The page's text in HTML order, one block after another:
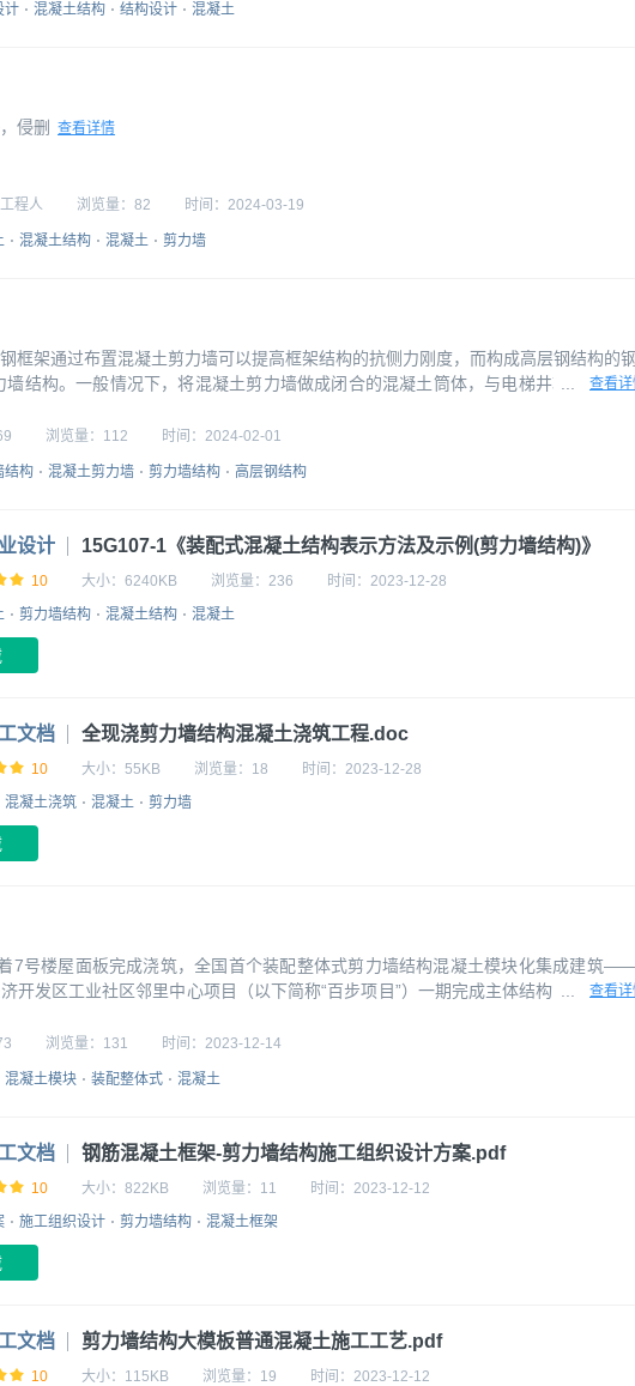
计 混凝土结构 结构设计 混凝土
侵删 查看详情
程人 浏览量： 82 时间： 2024-03-19
混凝土结构 混凝土 剪力墙
框架通过布置混凝土剪力墙可以提高框架结构的抗侧力刚度，而构成高层钢结构的
墙结构。一般情况下，将混凝土剪力墙做成闭合的混凝土筒体，与电梯井功能配合，
形特征与剪力墙的高宽比和开洞大小有关。一般情况下，与支撑系统一样，以弯曲变
查看
浏览量： 112 时间： 2024-02-01
结构 混凝土剪力墙 剪力墙结构 高层钢结构
设计 15G107-1《装配式混凝土结构表示方法及示例(剪力墙结构)》
10 大小： 6240KB 浏览量： 236 时间： 2023-12-28
剪力墙结构 混凝土结构 混凝土
文档 全现浇剪力墙结构混凝土浇筑工程.doc
10 大小： 55KB 浏览量： 18 时间： 2023-12-28
混凝土浇筑 混凝土 剪力墙
7号楼屋面板完成浇筑，全国首个装配整体式剪力墙结构混凝土模块化集成建筑
开发区工业社区邻里中心项目（以下简称“百步项目”）一期完成主体结构封顶。项目
是浙江省首个高层混凝土模块化建筑、浙江省首单在设计阶段获得混凝土装配式AAA
查看
浏览量： 131 时间： 2023-12-14
混凝土模块 装配整体式 混凝土
文档 钢筋混凝土框架-剪力墙结构施工组织设计方案.pdf
10 大小： 822KB 浏览量： 11 时间： 2023-12-12
施工组织设计 剪力墙结构 混凝土框架
文档 剪力墙结构大模板普通混凝土施工工艺.pdf
10 大小： 115KB 浏览量： 19 时间： 2023-12-12